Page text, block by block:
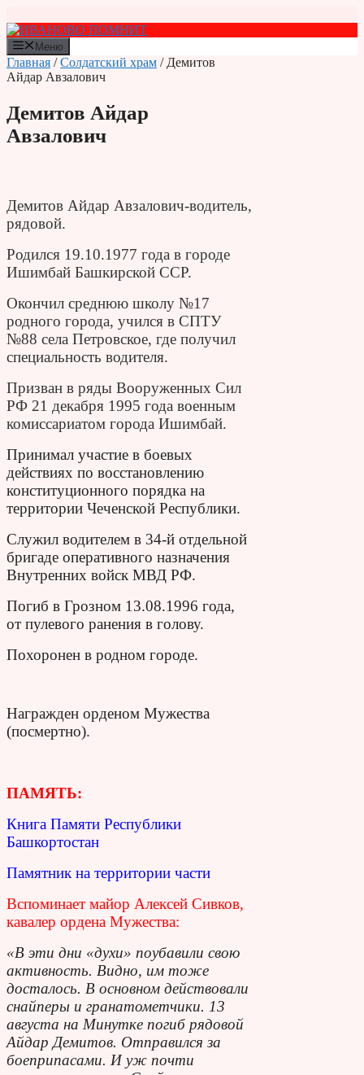
к
содержимому
Меню
Главная /Солдатский храм / Демитов
Айдар Авзалович
Демитов Айдар
Авзалович
Демитов Айдар Авзалович-водитель,
рядовой.
Родился 19.10.1977 года в городе
Ишимбай Башкирской ССР.
Окончил среднюю школу №17
родного города, учился в СПТУ
№88 села Петровское, где получил
специальность водителя.
Призван в ряды Вооруженных Сил
РФ 21 декабря 1995 года военным
комиссариатом города Ишимбай.
Принимал участие в боевых
действиях по восстановлению
конституционного порядка на
территории Чеченской Республики.
Служил водителем в 34-й отдельной
бригаде оперативного назначения
Внутренних войск МВД РФ.
Погиб в Грозном 13.08.1996 года,
от пулевого ранения в голову.
Похоронен в родном городе.
Награжден орденом Мужества
(посмертно).
ПАМЯТЬ:
Книга Памяти Республики
Башкортостан
Памятник на территории части
Вспоминает майор Алексей Сивков,
кавалер ордена Мужества:
«В эти дни «духи» поубавили свою
активность. Видно, им тоже
досталось. В основном действовали
снайперы и гранатометчики. 13
августа на Минутке погиб рядовой
Айдар Демитов. Отправился за
боеприпасами. И уж почти